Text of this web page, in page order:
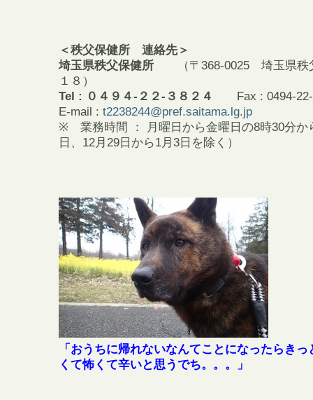
＜秩父保健所 連絡先＞
埼玉県秩父保健所 （〒368-0025 埼玉県秩
１８）
Tel : ０４９４-２２-３８２４
Fax : 0494-22-
E-mail : t2238244@pref.saitama.lg.jp
※ 業務時間 ： 月曜日から金曜日の8時30分か
日、12月29日から1月3日を除く）
「おうちに帰れないなんてことになったらき
くて怖くて辛いと思うでち。。。」